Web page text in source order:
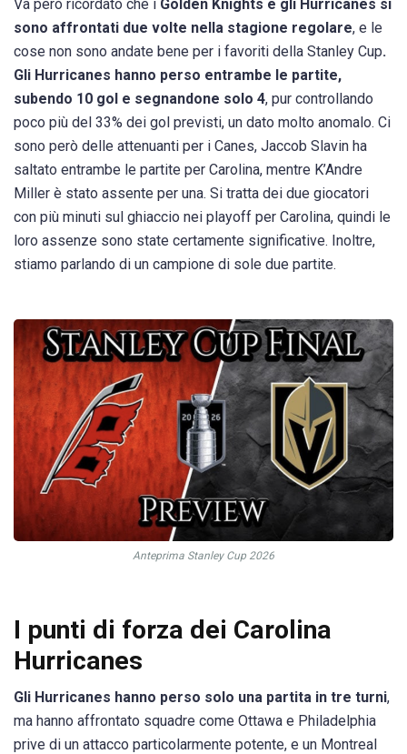
Va però ricordato che i Golden Knights e gli Hurricanes si
sono affrontati due volte nella stagione regolare, e le
cose non sono andate bene per i favoriti della Stanley Cup.
Gli Hurricanes hanno perso entrambe le partite,
subendo 10 gol e segnandone solo 4, pur controllando
poco più del 33% dei gol previsti, un dato molto anomalo. Ci
sono però delle attenuanti per i Canes, Jaccob Slavin ha
saltato entrambe le partite per Carolina, mentre K’Andre
Miller è stato assente per una. Si tratta dei due giocatori
con più minuti sul ghiaccio nei playoff per Carolina, quindi le
loro assenze sono state certamente significative. Inoltre,
stiamo parlando di un campione di sole due partite.
Anteprima Stanley Cup 2026
I punti di forza dei Carolina
Hurricanes
Gli Hurricanes hanno perso solo una partita in tre turni,
ma hanno affrontato squadre come Ottawa e Philadelphia
prive di un attacco particolarmente potente, e un Montreal